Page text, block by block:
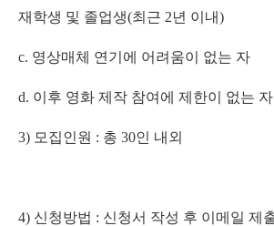
재학생 및 졸업생(최근 2년 이내)
c. 영상매체 연기에 어려움이 없는 자
d. 이후 영화 제작 참여에 제한이 없는 자
3) 모집인원 : 총 30인 내외
4) 신청방법 : 신청서 작성 후 이메일 제